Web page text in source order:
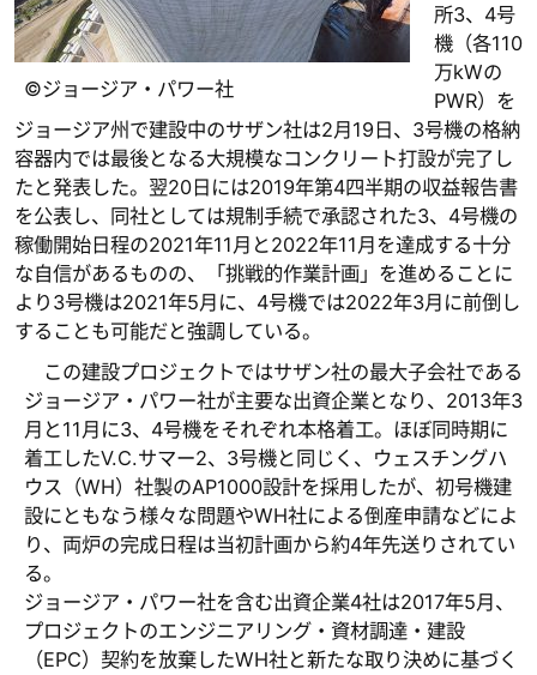
©ジョージア・パワー社
所3、4号
機（各110
万kWの
PWR）を
ジョージア州で建設中のサザン社は2月19日、3号機の格納
容器内では最後となる大規模なコンクリート打設が完了し
たと発表した。翌20日には2019年第4四半期の収益報告書
を公表し、同社としては規制手続で承認された3、4号機の
稼働開始日程の2021年11月と2022年11月を達成する十分
な自信があるものの、「挑戦的作業計画」を進めることに
より3号機は2021年5月に、4号機では2022年3月に前倒し
することも可能だと強調している。
この建設プロジェクトではサザン社の最大子会社である
ジョージア・パワー社が主要な出資企業となり、2013年3
月と11月に3、4号機をそれぞれ本格着工。ほぼ同時期に
着工したV.C.サマー2、3号機と同じく、ウェスチングハ
ウス（WH）社製のAP1000設計を採用したが、初号機建
設にともなう様々な問題やWH社による倒産申請などによ
り、両炉の完成日程は当初計画から約4年先送りされてい
る。
ジョージア・パワー社を含む出資企業4社は2017年5月、
プロジェクトのエンジニアリング・資材調達・建設
（EPC）契約を放棄したWH社と新たな取り決めに基づく